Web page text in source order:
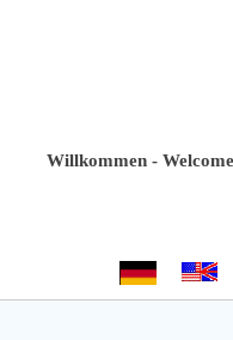
Willkommen - Welcome -